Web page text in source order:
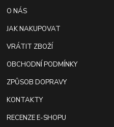
O NÁS
JAK NAKUPOVAT
VRÁTIT ZBOŽÍ
OBCHODNÍ PODMÍNKY
ZPŮSOB DOPRAVY
KONTAKTY
RECENZE E-SHOPU